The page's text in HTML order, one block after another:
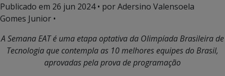
Publicado em 26 jun 2024• por Adersino Valensoela
Gomes Junior •
A Semana EAT é uma etapa optativa da Olimpíada Brasileira de
Tecnologia que contempla as 10 melhores equipes do Brasil,
aprovadas pela prova de programação